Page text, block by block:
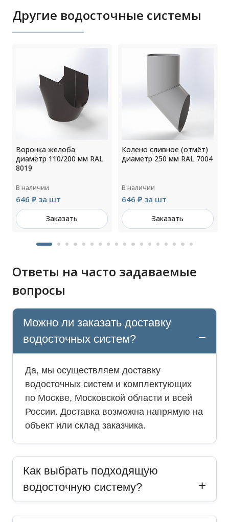
Другие водосточные системы
Воронка желоба
диаметр 110/200 мм RAL
8019
В наличии
646 ₽ за шт
Заказать
Колено сливное (отмёт)
диаметр 250 мм RAL 7004
В наличии
646 ₽ за шт
Заказать
Ответы на часто задаваемые
вопросы
Можно ли заказать доставку
водосточных систем?
Да, мы осуществляем доставку
водосточных систем и комплектующих
по Москве, Московской области и всей
России. Доставка возможна напрямую на
объект или склад заказчика.
Как выбрать подходящую
водосточную систему?